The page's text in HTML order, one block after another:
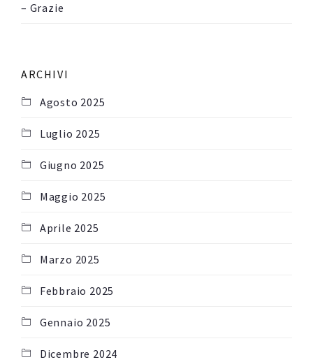
– Grazie
ARCHIVI
Agosto 2025
Luglio 2025
Giugno 2025
Maggio 2025
Aprile 2025
Marzo 2025
Febbraio 2025
Gennaio 2025
Dicembre 2024